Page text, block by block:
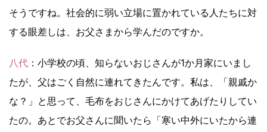
そうですね。社会的に弱い立場に置かれている人たちに対
する眼差しは、お父さまから学んだのですか。
八代 ：小学校の頃、知らないおじさんが1か月家にいまし
たが、父はごく自然に連れてきたんです。私は、「親戚か
な？」と思って、毛布をおじさんにかけてあげたりしてい
たの。あとでお父さんに聞いたら「寒い中外にいたから連